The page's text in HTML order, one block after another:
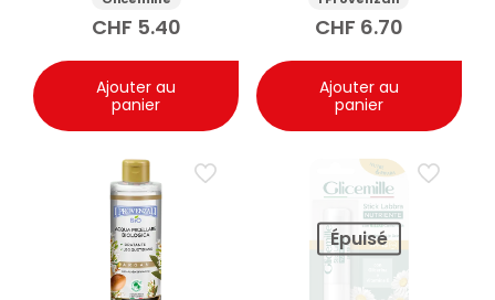
CHF 5.40
Ajouter au
panier
400ml
CHF 6.70
Ajouter au
panier
Épuisé